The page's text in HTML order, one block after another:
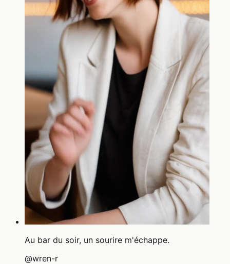
Au bar du soir, un sourire m'échappe.
@wren-r